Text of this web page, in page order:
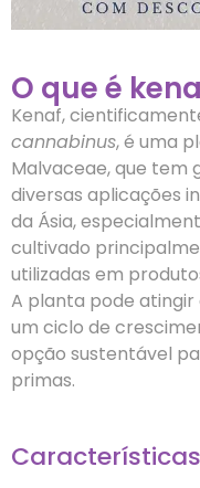
O que é
Kenaf,
cannabinus, é uma
Malvaceae, que tem
diversas aplicações
da Ásia,
cultivado
utilizadas em
A planta pode
um ciclo de
opção sustentável
primas.